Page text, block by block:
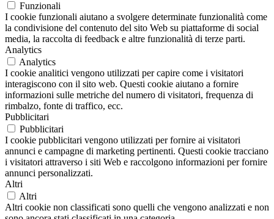
Funzionali
I cookie funzionali aiutano a svolgere determinate funzionalità come
la condivisione del contenuto del sito Web su piattaforme di social
media, la raccolta di feedback e altre funzionalità di terze parti.
Analytics
Analytics
I cookie analitici vengono utilizzati per capire come i visitatori
interagiscono con il sito web. Questi cookie aiutano a fornire
informazioni sulle metriche del numero di visitatori, frequenza di
rimbalzo, fonte di traffico, ecc.
Pubblicitari
Pubblicitari
I cookie pubblicitari vengono utilizzati per fornire ai visitatori
annunci e campagne di marketing pertinenti. Questi cookie tracciano
i visitatori attraverso i siti Web e raccolgono informazioni per fornire
annunci personalizzati.
Altri
Altri
Altri cookie non classificati sono quelli che vengono analizzati e non